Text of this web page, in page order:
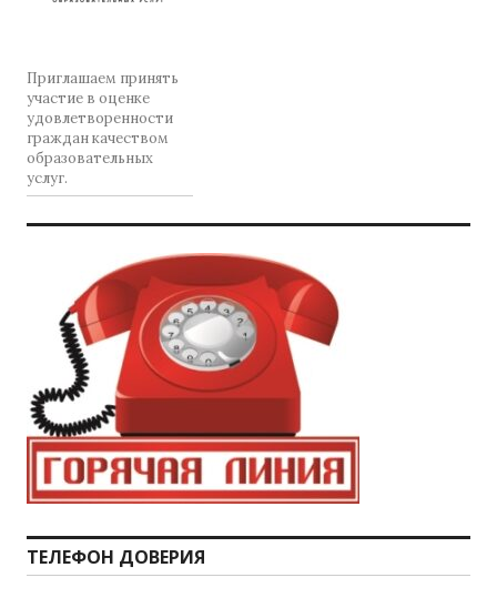
Приглашаем принять
участие в оценке
удовлетворенности
граждан качеством
образовательных
услуг.
ТЕЛЕФОН ДОВЕРИЯ